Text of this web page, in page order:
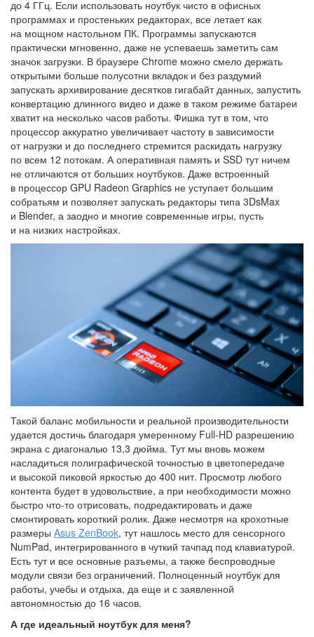
до 4 ГГц. Если использовать ноутбук чисто в офисных
программах и простеньких редакторах, все летает как
на мощном настольном ПК. Программы запускаются
практически мгновенно, даже не успеваешь заметить сам
значок загрузки. В браузере Сhrome можно смело держать
открытыми больше полусотни вкладок и без раздумий
запускать архивирование десятков гигабайт данных, запустить
конвертацию длинного видео и даже в таком режиме батареи
хватит на несколько часов работы. Фишка тут в том, что
процессор аккуратно увеличивает частоту в зависимости
от нагрузки и до последнего стремится раскидать нагрузку
по всем 12 потокам. А оперативная память и SSD тут ничем
не отличаются от больших ноутбуков. Даже встроенный
в процессор GPU Radeon Graphics не уступает большим
собратьям и позволяет запускать редакторы типа 3DsMax
и Blender, а заодно и многие современные игры, пусть
и на низких настройках.
Такой баланс мобильности и реальной производительности
удается достичь благодаря умеренному Full-HD разрешению
экрана с диагональю 13,3 дюйма. Тут мы вновь можем
насладиться полиграфической точностью в цветопередаче
и высокой пиковой яркостью до 400 нит. Просмотр любого
контента будет в удовольствие, а при необходимости можно
быстро что-то отрисовать, подредактировать и даже
смонтировать короткий ролик. Даже несмотря на крохотные
размеры Asus ZenBook, тут нашлось место для сенсорного
NumPad, интегрированного в чуткий тачпад под клавиатурой.
Есть тут и все основные разъемы, а также беспроводные
модули связи без ограничений. Полноценный ноутбук для
работы, учебы и отдыха, да еще и с заявленной
автономностью до 16 часов.
А где идеальный ноутбук для меня?